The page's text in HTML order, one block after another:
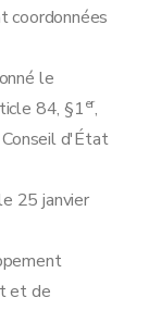
coordonnées
le
84, §1er,
Conseil d'État
25 janvier
et de